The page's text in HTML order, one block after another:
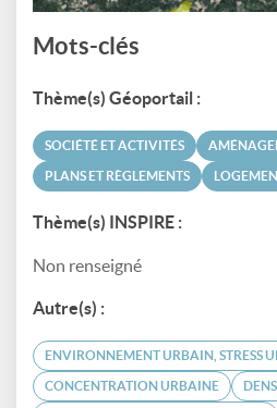
Mots-clés
Thème(s) Géoportail :
SOCIÉTÉ ET ACTIVITÉS
PLANS ET RÈGLEMENTS
Thème(s) INSPIRE :
Non renseigné
Autre(s) :
ENVIRONNEMENT URBAIN, STRESS
CONCENTRATION URBAINE